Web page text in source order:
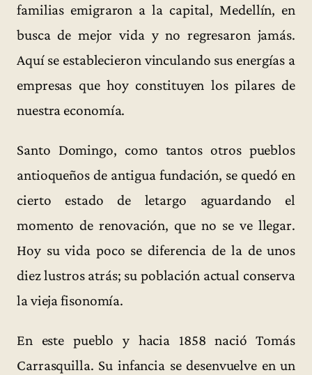
familias emigraron a la capital, Medellín, en
busca de mejor vida y no regresaron jamás.
Aquí se establecieron vinculando sus energías a
empresas que hoy constituyen los pilares de
nuestra economía.
Santo Domingo, como tantos otros pueblos
antioqueños de antigua fundación, se quedó en
cierto estado de letargo aguardando el
momento de renovación, que no se ve llegar.
Hoy su vida poco se diferencia de la de unos
diez lustros atrás; su población actual conserva
la vieja fisonomía.
En este pueblo y hacia 1858 nació Tomás
Carrasquilla. Su infancia se desenvuelve en un